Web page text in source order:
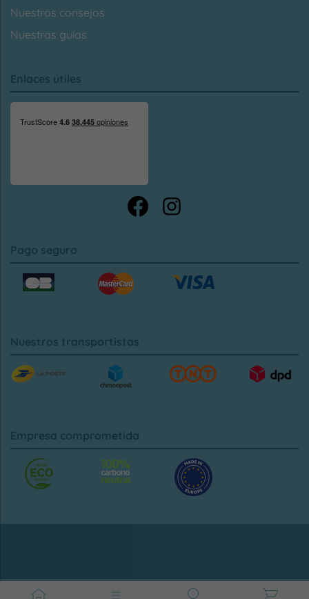
Nuestros consejos
Nuestras guías
Enlaces útiles
Pago seguro
Nuestros transportistas
Empresa comprometida